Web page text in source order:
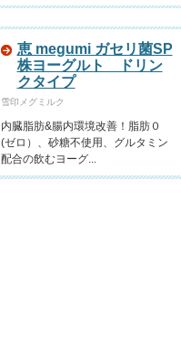
恵 megumi ガセリ菌SP
株ヨーグルト ドリン
クタイプ
雪印メグミルク
内臓脂肪&腸内環境改善！脂肪０
(ゼロ）、砂糖不使用、グルタミン
配合の飲むヨーグ...